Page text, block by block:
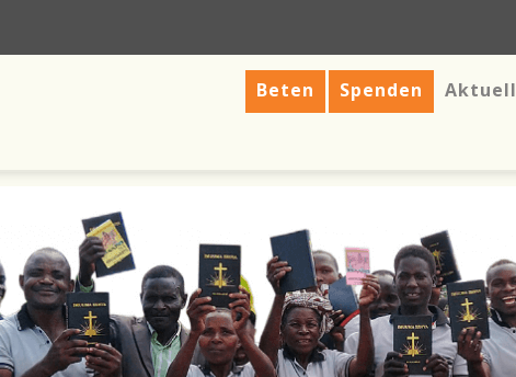
Beten Spenden Aktuell